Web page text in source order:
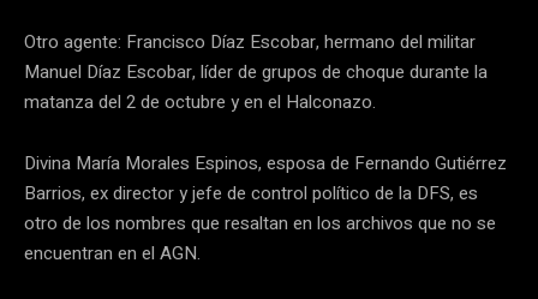
Otro agente: Francisco Díaz Escobar, hermano del militar
Manuel Díaz Escobar, líder de grupos de choque durante la
matanza del 2 de octubre y en el Halconazo.
Divina María Morales Espinos, esposa de Fernando Gutiérrez
Barrios, ex director y jefe de control político de la DFS, es
otro de los nombres que resaltan en los archivos que no se
encuentran en el AGN.